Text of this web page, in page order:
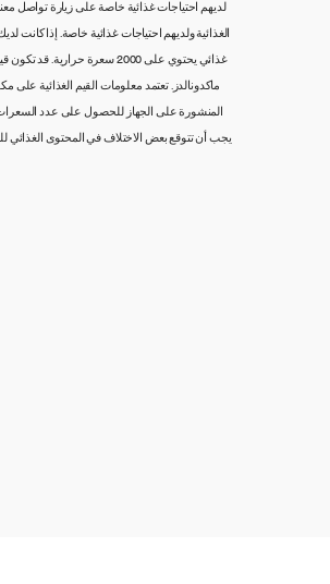
لديهم احتياجات غذائية خاصة على زيارة تواصل
غذائي يحتوي على 2000
ماكدونالدز. تعتمد معلومات القيم الغذائية
المنشورة على الجهاز للحصول على عدد السعرات
يجب أن تتوقع بعض الاختلاف في المحتوى